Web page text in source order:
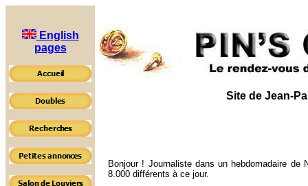
English
pages
Site de Jean-
Bonjour ! Journaliste dans un hebdomadaire
8.000 différents à ce jour.